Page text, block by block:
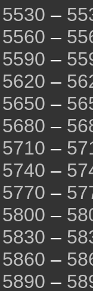
5530 –
5560 –
5590 –
5620 –
5650 –
5680 –
5710 –
5740 –
5770 –
5800 –
5830 –
5860 –
5890 –